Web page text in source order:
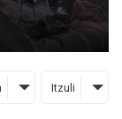
Itzuli